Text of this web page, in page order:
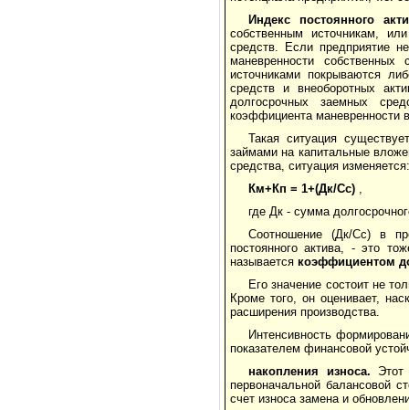
Индекс постоянного
собственным источникам,
средств. Если предприятие
маневренности
источниками покрываются
средств и внеоборотных
долгосрочных заемных
коэффициента маневренности
Такая ситуация
займами на капитальные
средства, ситуация
Км+Кп = 1+(Дк/Cc) ,
где Дк - сумма
Соотношение (Дк/Сс) в
постоянного актива, - это
называется коэффициентом
Его значение состоит не
Кроме того, он оценивает,
расширения производства.
Интенсивность
показателем финансовой
накопления износа. Этот
первоначальной балансовой
счет износа замена и